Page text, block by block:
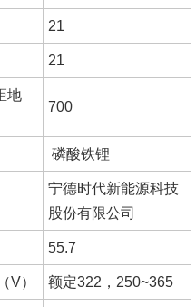
21
21
地
700
磷酸铁锂
宁德时代新能源科技
股份有限公司
55.7
V） 额定322，250~365